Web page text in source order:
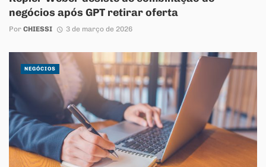
negócios após GPT retirar oferta
Por CHIESSI 3 de março de 2026
NEGÓCIOS